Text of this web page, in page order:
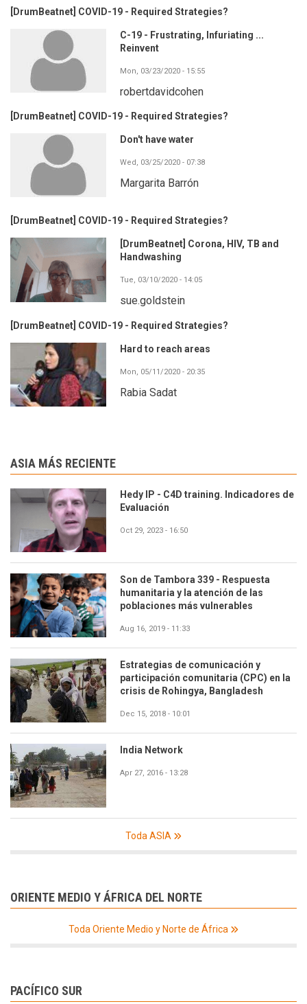
[DrumBeatnet] COVID-19 - Required Strategies?
C-19 - Frustrating, Infuriating ...
Reinvent
Mon, 03/23/2020 - 15:55
robertdavidcohen
[DrumBeatnet] COVID-19 - Required Strategies?
Don't have water
Wed, 03/25/2020 - 07:38
Margarita Barrón
[DrumBeatnet] COVID-19 - Required Strategies?
[DrumBeatnet] Corona, HIV, TB and
Handwashing
Tue, 03/10/2020 - 14:05
sue.goldstein
[DrumBeatnet] COVID-19 - Required Strategies?
Hard to reach areas
Mon, 05/11/2020 - 20:35
Rabia Sadat
ASIA MÁS RECIENTE
Hedy IP - C4D training. Indicadores de
Evaluación
Oct 29, 2023 - 16:50
Son de Tambora 339 - Respuesta
humanitaria y la atención de las
poblaciones más vulnerables
Aug 16, 2019 - 11:33
Estrategias de comunicación y
participación comunitaria (CPC) en la
crisis de Rohingya, Bangladesh
Dec 15, 2018 - 10:01
India Network
Apr 27, 2016 - 13:28
Toda ASIA
ORIENTE MEDIO Y ÁFRICA DEL NORTE
Toda Oriente Medio y Norte de África
PACÍFICO SUR